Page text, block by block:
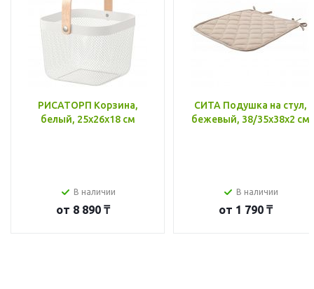
РИСАТОРП Корзина,
белый, 25x26x18 см
В наличии
от 8 890 ₸
СИТА Подушка на стул,
бежевый, 38/35x38x2 см
В наличии
от 1 790 ₸